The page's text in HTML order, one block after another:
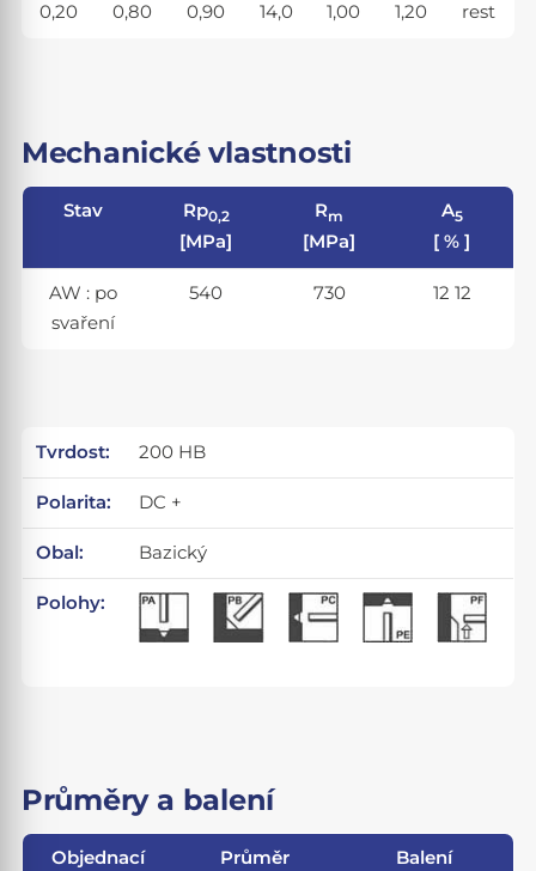
0,20 0,80 0,90 14,0 1,00 1,20 rest
Mechanické vlastnosti
Stav Rp0,2
[MPa]
Rm
[MPa]
A5
[ % ]
AW : po
svaření
540 730 12 12
Tvrdost: 200 HB
Polarita: DC +
Obal: Bazický
Polohy:
Průměry a balení
Objednací
Průměr Balení